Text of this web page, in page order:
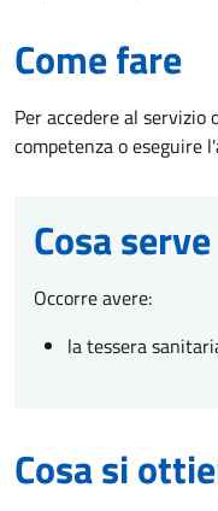
Come fare
Per accedere al
competenza o eseguire
Cosa serve
Occorre avere:
la tessera
Cosa si